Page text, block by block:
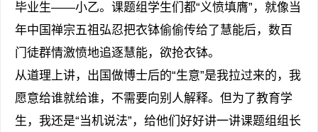
毕业生——小乙。课题组学生们都“义愤填膺”，就像当
年中国禅宗五祖弘忍把衣钵偷偷传给了慧能后，数百
门徒群情激愤地追逐慧能，欲抢衣钵。
从道理上讲，出国做博士后的“生意”是我拉过来的，我
愿意给谁就给谁，不需要向别人解释。但为了教育学
生，我还是“当机说法”，给他们好好讲一讲课题组组长